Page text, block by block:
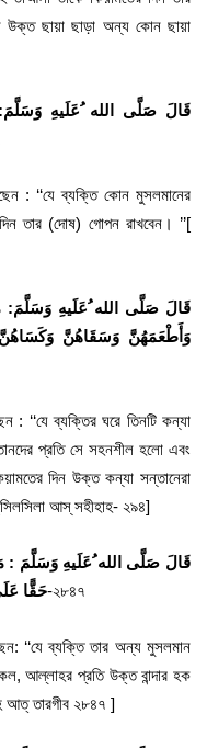
উক্ত ছায়া ছাড়া অন্য কোন ছায়া
: ‘‘যে ব্যক্তি কোন মুসলমানের
তার (দোষ) গোপন রাখবেন। ’’[
قَالَ صَلَّى الله ُعَلَيهِ وَسَلَّمَ:
وَأَطْعَمَهُنَّ وَسَقَاهُنَّ
: ‘‘যে ব্যক্তির ঘরে তিনটি কন্যা
প্রতি সে সহনশীল হলো এবং
দিন উক্ত কন্যা সন্তানেরা
আস্ সহীহাহ- ২৯৪]
حَقًّاصحيح. الترغيب-২৮৪৭
‘‘যে ব্যক্তি তার অন্য মুসলমান
আল্লাহর প্রতি উক্ত বান্দার হক
আত্ তারগীব ২৮৪৭ ]